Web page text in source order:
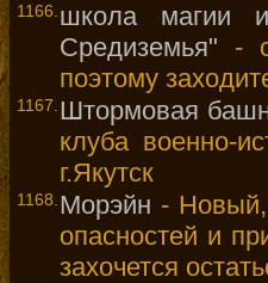
1166. школа магии
Средиземья" -
поэтому
1167. Штормовая
клуба военно-
г.Якутск
1168. Морэйн -
опасностей и
захочется